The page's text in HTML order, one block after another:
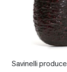
Savinelli